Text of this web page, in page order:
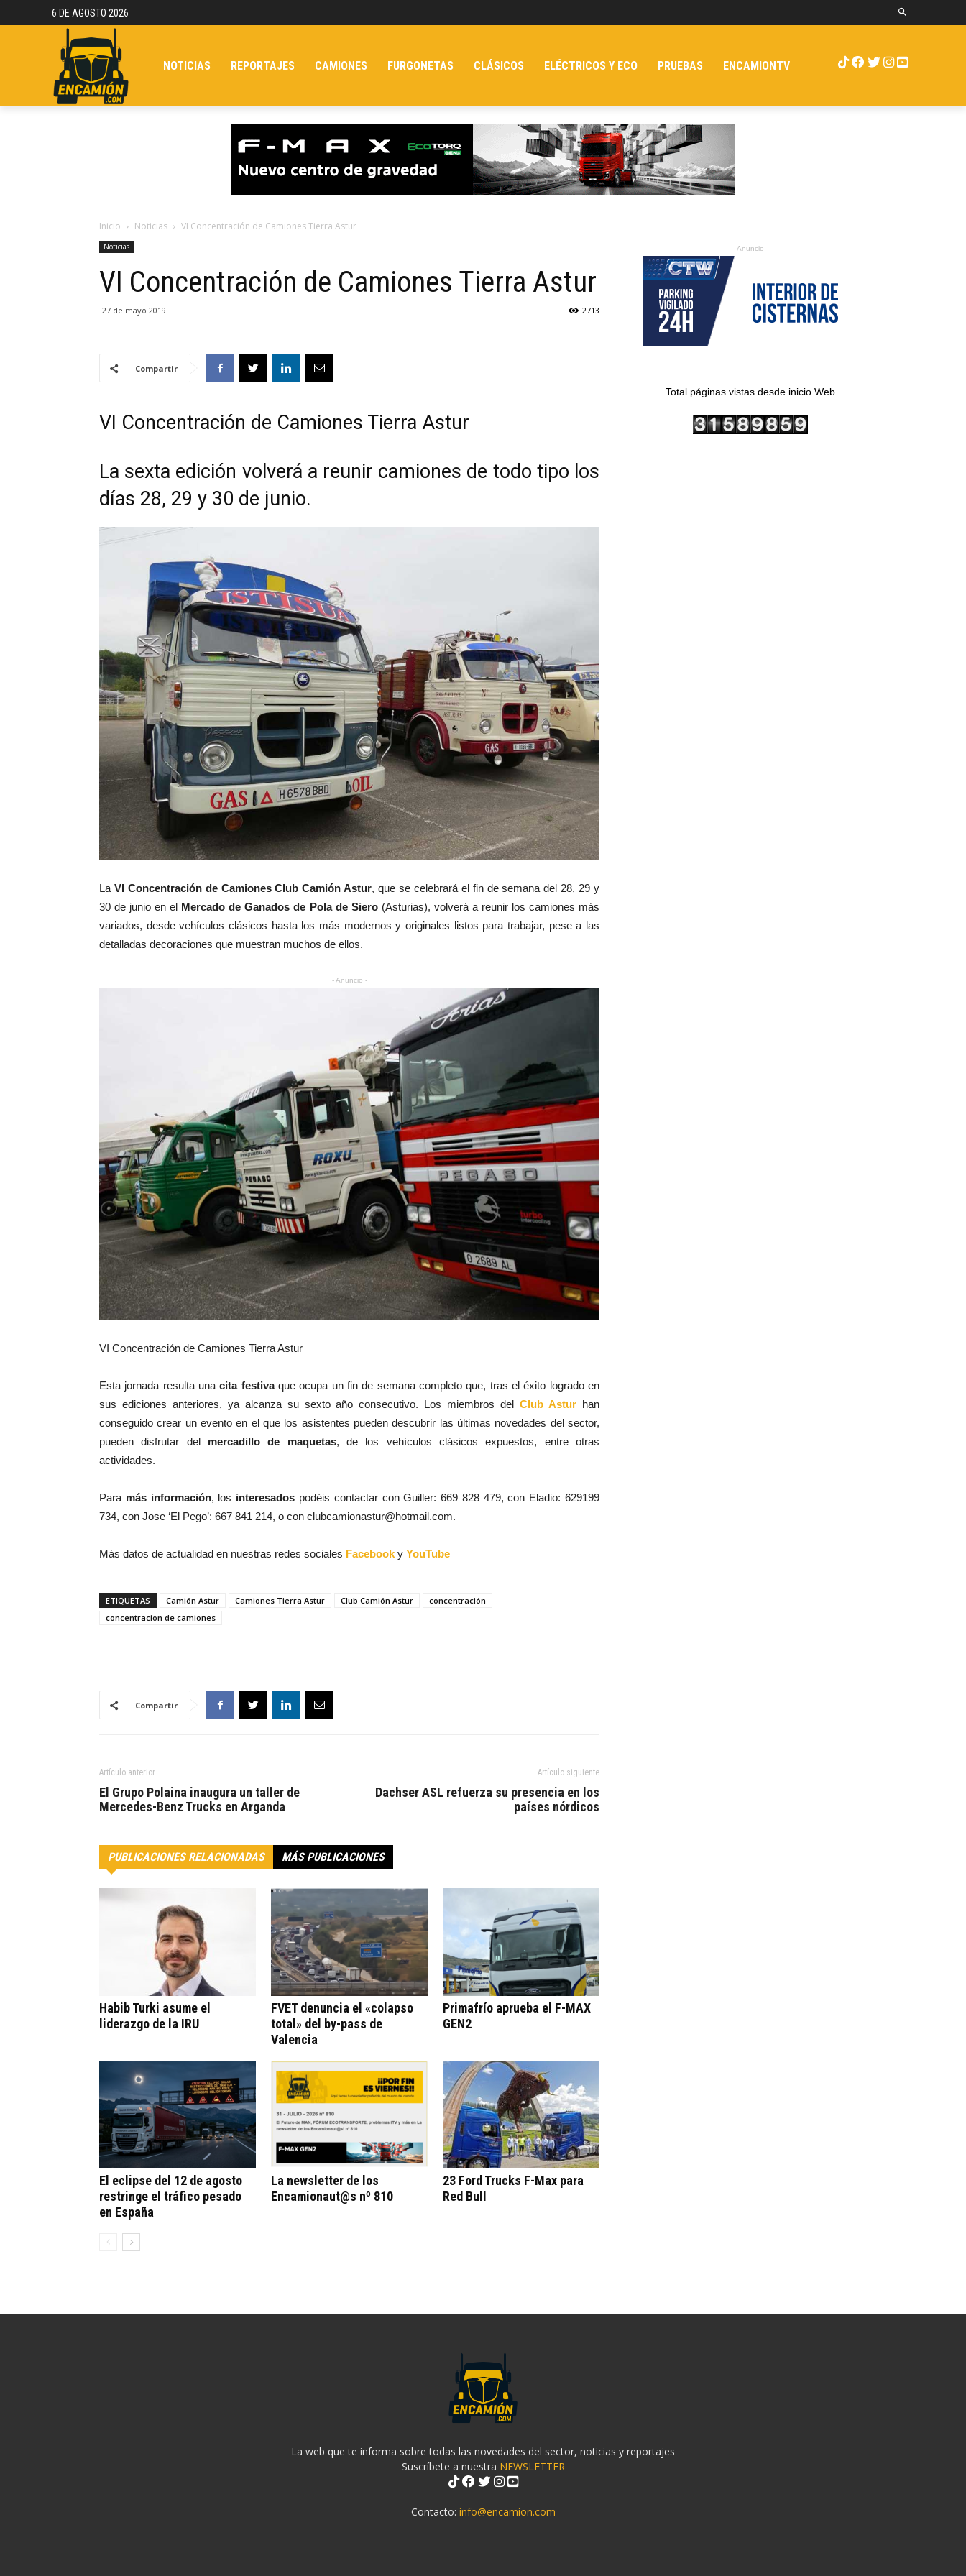
6 DE AGOSTO 2026
NOTICIAS REPORTAJES CAMIONES FURGONETAS CLÁSICOS ELÉCTRICOS Y ECO PRUEBAS ENCAMIONTV
Inicio Noticias VI Concentración de Camiones Tierra Astur
Noticias
VI Concentración de Camiones Tierra Astur
27 de mayo 2019 2713
Compartir
VI Concentración de Camiones Tierra Astur
La sexta edición volverá a reunir camiones de todo tipo los
días 28, 29 y 30 de junio.
La VI Concentración de Camiones Club Camión Astur, que se celebrará el fin de semana del 28, 29 y
30 de junio en el Mercado de Ganados de Pola de Siero(Asturias), volverá a reunir los camiones más
variados, desde vehículos clásicos hasta los más modernos y originales listos para trabajar, pese a las
detalladas decoraciones que muestran muchos de ellos.
- Anuncio -
VI Concentración de Camiones Tierra Astur
Esta jornada resulta unacita festivaque ocupa un fin de semana completo que, tras el éxito logrado en
sus ediciones anteriores, ya alcanza su sexto año consecutivo. Los miembros del Club Astur han
conseguido crear un evento en el que los asistentes pueden descubrir las últimas novedades del sector,
pueden disfrutar del mercadillo de maquetas, de los vehículos clásicos expuestos, entre otras
actividades.
Para más información, los interesados podéis contactar con Guiller: 669 828 479, con Eladio: 629199
734, con Jose ‘El Pego’: 667 841 214, o con clubcamionastur@hotmail.com.
Más datos de actualidad en nuestras redes sociales Facebook y YouTube
ETIQUETAS Camión Astur Camiones Tierra Astur Club Camión Astur
concentración
concentracion de camiones
Compartir
Artículo anterior
El Grupo Polaina inaugura un taller de
Mercedes-Benz Trucks en Arganda
Artículo siguiente
Dachser ASL refuerza su presencia en los
países nórdicos
PUBLICACIONES RELACIONADAS MÁS PUBLICACIONES
Habib Turki asume el
liderazgo de la IRU
FVET denuncia el «colapso
total» del by-pass de
Valencia
Primafrío aprueba el F-MAX
GEN2
El eclipse del 12 de agosto
restringe el tráfico pesado
en España
La newsletter de los
Encamionaut@s nº 810
23 Ford Trucks F-Max para
Red Bull
Anuncio
Total páginas vistas desde inicio Web
La web que te informa sobre todas las novedades del sector, noticias y reportajes
Suscríbete a nuestra NEWSLETTER
Contacto: info@encamion.com